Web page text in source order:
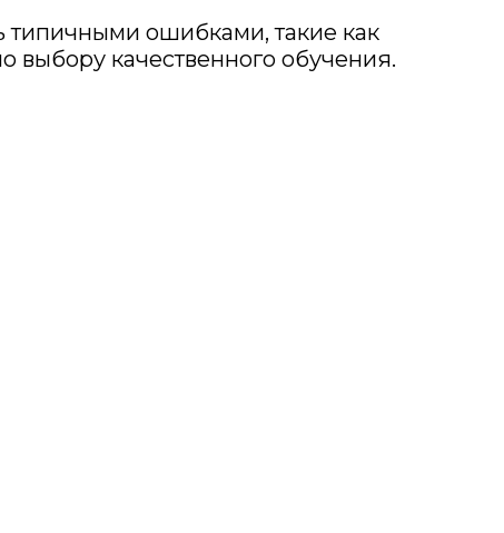
типичными ошибками, такие как
выбору качественного обучения.